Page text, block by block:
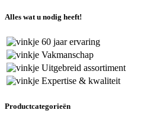
Alles wat u nodig heeft!
60 jaar ervaring
Vakmanschap
Uitgebreid assortiment
Expertise & kwaliteit
Productcategorieën